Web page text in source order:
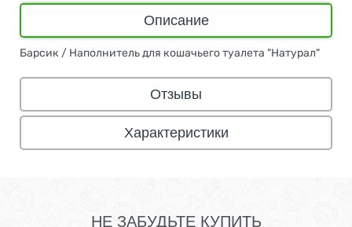
Описание
Барсик / Наполнитель для кошачьего туалета "Натурал"
Отзывы
Характеристики
НЕ ЗАБУДЬТЕ КУПИТЬ